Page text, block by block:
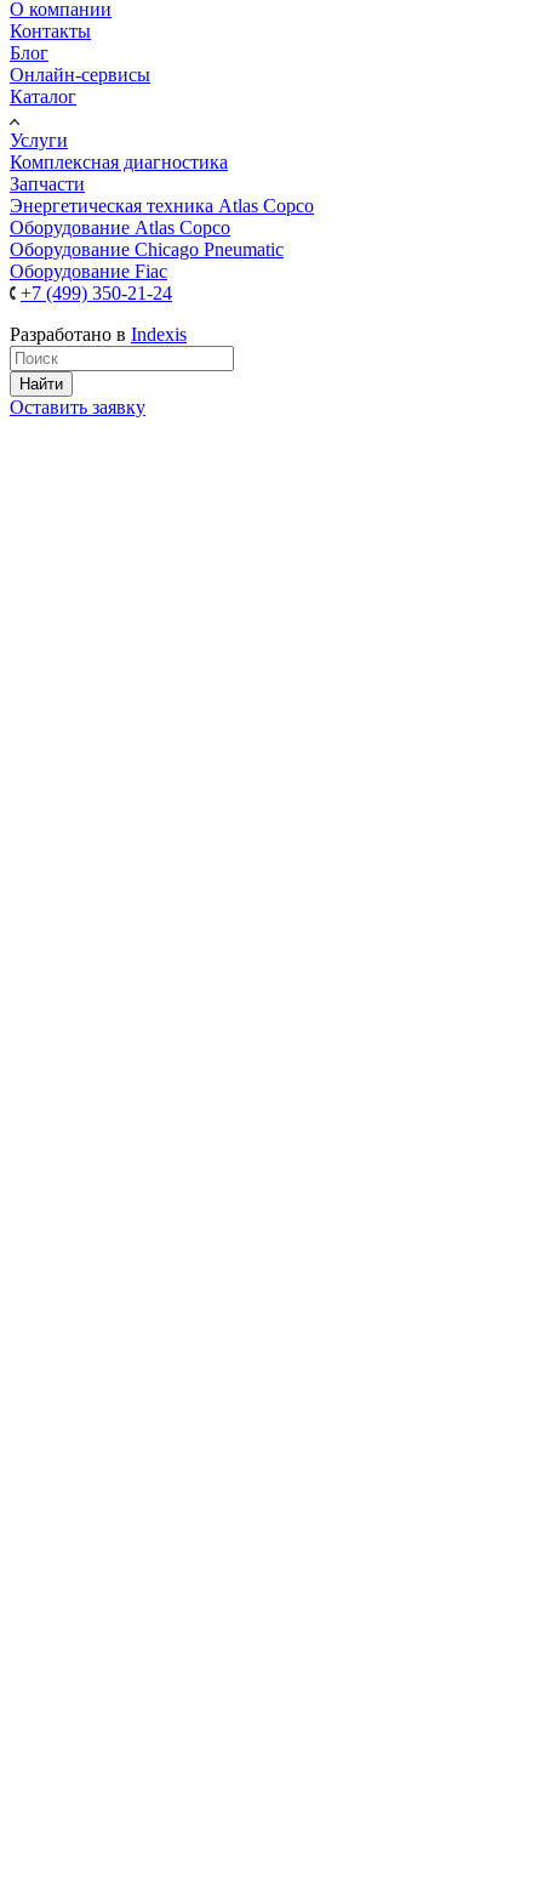
О компании
Контакты
Блог
Онлайн-сервисы
Каталог
Услуги
Комплексная диагностика
Запчасти
Энергетическая техника Atlas Copco
Оборудование Atlas Copco
Оборудование Chicago Pneumatic
Оборудование Fiac
+7 (499) 350-21-24
Разработано в Indexis
Найти
Оставить заявку